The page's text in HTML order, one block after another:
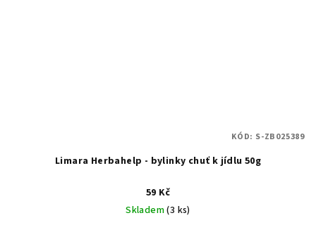
Limara Herbahelp - bylinky chuť k jídlu 50g
59 Kč
Skladem(3 ks)
KÓD: S-ZB025389